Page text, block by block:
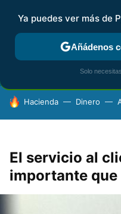
FISCALIDAD Y
HOY SE HABLA DE
Hacienda Dinero
El servicio al
importante
Ya puedes ver más de
Añádenos
Solo